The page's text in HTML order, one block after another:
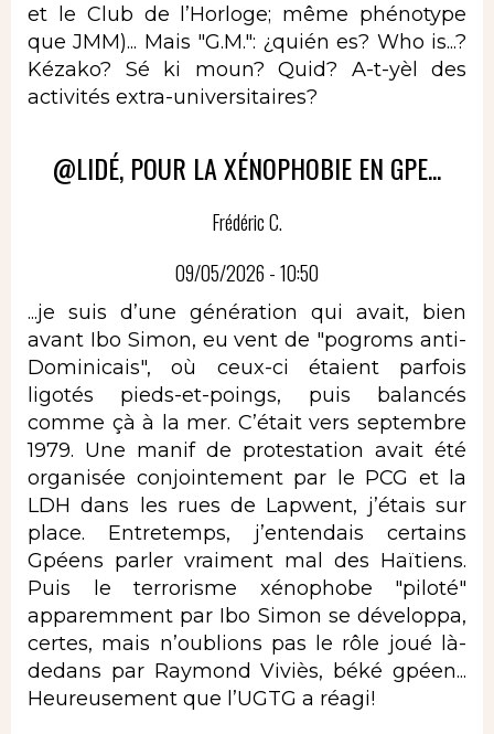
et le Club de l’Horloge; même phénotype
que JMM)... Mais "G.M.": ¿quién es? Who is...?
Kézako? Sé ki moun? Quid? A-t-yèl des
activités extra-universitaires?
@LIDÉ, POUR LA XÉNOPHOBIE EN GPE...
Frédéric C.
09/05/2026 - 10:50
...je suis d’une génération qui avait, bien
avant Ibo Simon, eu vent de "pogroms anti-
Dominicais", où ceux-ci étaient parfois
ligotés pieds-et-poings, puis balancés
comme çà à la mer. C’était vers septembre
1979. Une manif de protestation avait été
organisée conjointement par le PCG et la
LDH dans les rues de Lapwent, j’étais sur
place. Entretemps, j’entendais certains
Gpéens parler vraiment mal des Haïtiens.
Puis le terrorisme xénophobe "piloté"
apparemment par Ibo Simon se développa,
certes, mais n’oublions pas le rôle joué là-
dedans par Raymond Viviès, béké gpéen...
Heureusement que l’UGTG a réagi!